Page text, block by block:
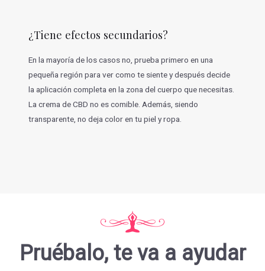
¿Tiene efectos secundarios?
En la mayoría de los casos no, prueba primero en una
pequeña región para ver como te siente y después decide
la aplicación completa en la zona del cuerpo que necesitas.
La crema de CBD no es comible. Además, siendo
transparente, no deja color en tu piel y ropa.
Pruébalo, te va a ayudar